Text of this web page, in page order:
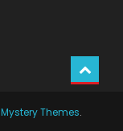
Mystery Themes.